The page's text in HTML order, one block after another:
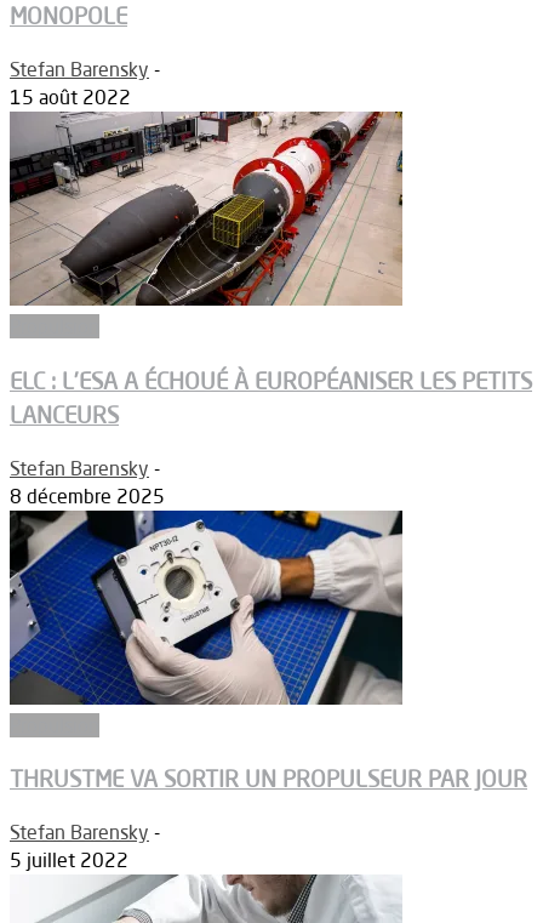
MONOPOLE
Stefan Barensky -
15 août 2022
ELC : L’ESA A ÉCHOUÉ À EUROPÉANISER LES PETITS
LANCEURS
Stefan Barensky -
8 décembre 2025
THRUSTME VA SORTIR UN PROPULSEUR PAR JOUR
Stefan Barensky -
5 juillet 2022